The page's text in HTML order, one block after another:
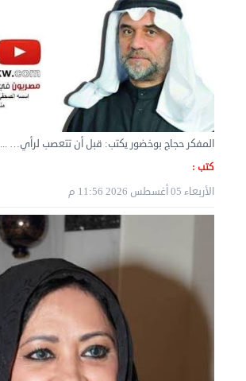
المفكر حجاج بوخضور يكتب: قبل أن تتعصب لرأي… ...
كتب :
الأربعاء 05 أغسطس 2026 11:56 م